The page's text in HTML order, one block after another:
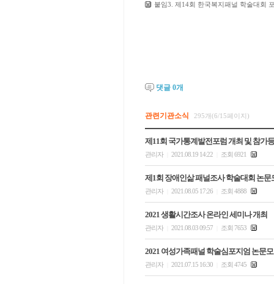
붙임3. 제14회 한국복지패널 학술대회
댓글 0개
관련기관소식 295개(6/15페이지)
제11회 국가통계발전포럼 개최 및 참가
관리자 2021.08.19 14:22 조회 6921
제1회 장애인삶 패널조사 학술대회 논문
관리자 2021.08.05 17:26 조회 4888
2021 생활시간조사 온라인 세미나 개최
관리자 2021.08.03 09:57 조회 7653
2021 여성가족패널 학술심포지엄 논문
관리자 2021.07.15 16:30 조회 4745